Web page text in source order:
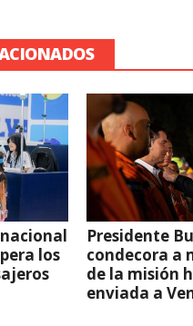
los
Presidente
condecora a
de la misión
enviada a